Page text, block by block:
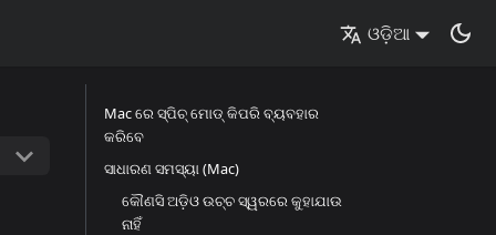
ଓଡ଼ିଆ
Mac ରେ ସ୍ପିଚ୍ ମୋଡ୍ କିପରି ବ୍ୟବହାର
କରିବେ
ସାଧାରଣ ସମସ୍ୟା (Mac)
କୌଣସି ଅଡ଼ିଓ ଉଚ୍ଚ ସ୍ୱରରେ କୁହାଯାଉ
ନାହିଁ